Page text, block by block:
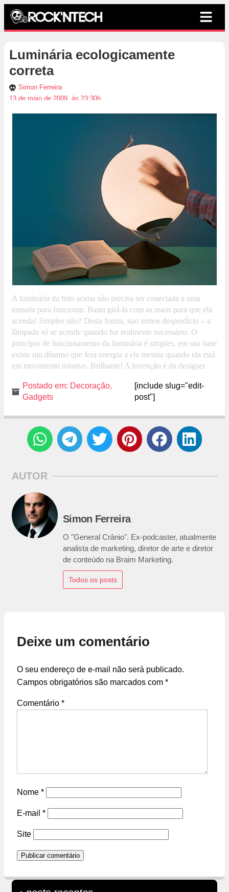
Luminária ecologicamente
correta
Simon Ferreira
13 de maio de 2009, às 23:30h
A luminária da foto acima não precisa ser conectada a uma
tomada para funcionar. Basta girá-la com as maos para que ela
acenda! Simples não? Desta forma, nao temos desperdício – a
lâmpada só se acende quando for realmente necessário. O
princípio de funcionamento da luminária é simples, em sua base
existe um dínamo que fera energia a ela mesma quando ela está
em movimento rotativo. Brilhante! A invenção é da designer
Postado em: Decoração,
Gadgets
[include slug="edit-
post"]
AUTOR
Simon Ferreira
O "General Crânio". Ex-podcaster, atualmente
analista de marketing, diretor de arte e diretor
de conteúdo na Braim Marketing.
Todos os posts
Deixe um comentário
O seu endereço de e-mail não será publicado.
Campos obrigatórios são marcados com *
Comentário *
Nome *
E-mail *
Site